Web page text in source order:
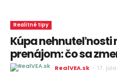
Realitné tipy
Kúpa nehnuteľnosti
prenájom: čo sa
RealVEA.sk - 17.